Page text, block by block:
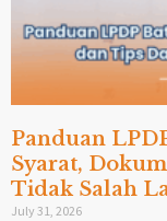
Panduan
Syarat,
Tidak Salah
July 31, 2026